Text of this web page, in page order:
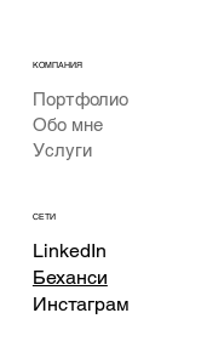
КОМПАНИЯ
Портфолио
Обо мне
Услуги
СЕТИ
LinkedIn
Беханси
Инстаграм